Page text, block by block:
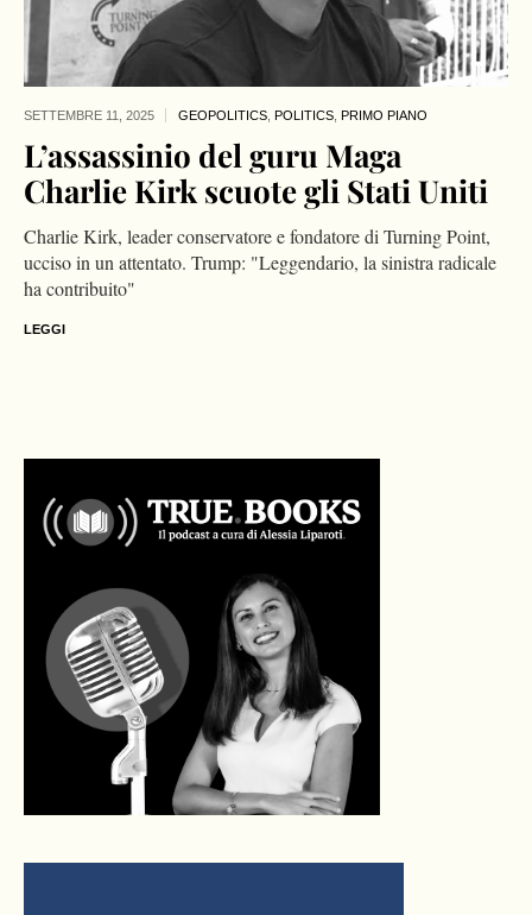
SETTEMBRE 11, 2025 GEOPOLITICS POLITICS PRIMO PIANO
L’assassinio del guru Maga
Charlie Kirk scuote gli Stati Uniti
Charlie Kirk, leader conservatore e fondatore di Turning Point,
ucciso in un attentato. Trump: "Leggendario, la sinistra radicale
ha contribuito"
LEGGI